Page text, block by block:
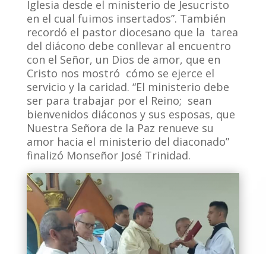
Iglesia desde el ministerio de Jesucristo
en el cual fuimos insertados”. También
recordó el pastor diocesano que la tarea
del diácono debe conllevar al encuentro
con el Señor, un Dios de amor, que en
Cristo nos mostró cómo se ejerce el
servicio y la caridad. “El ministerio debe
ser para trabajar por el Reino; sean
bienvenidos diáconos y sus esposas, que
Nuestra Señora de la Paz renueve su
amor hacia el ministerio del diaconado”
finalizó Monseñor José Trinidad.